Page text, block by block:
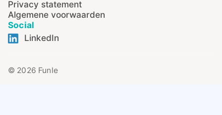
Privacy statement
Algemene voorwaarden
Social
LinkedIn
© 2026 Funle